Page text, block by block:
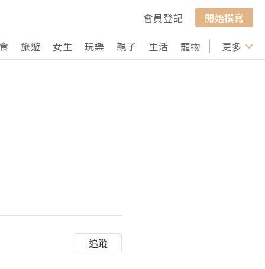
會員登記
開始撰寫
旅遊 女生 玩樂 親子 生活 寵物 行山 打卡
更多
追蹤